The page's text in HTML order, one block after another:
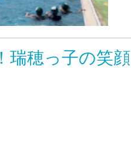
瑞穂っ子の笑顔